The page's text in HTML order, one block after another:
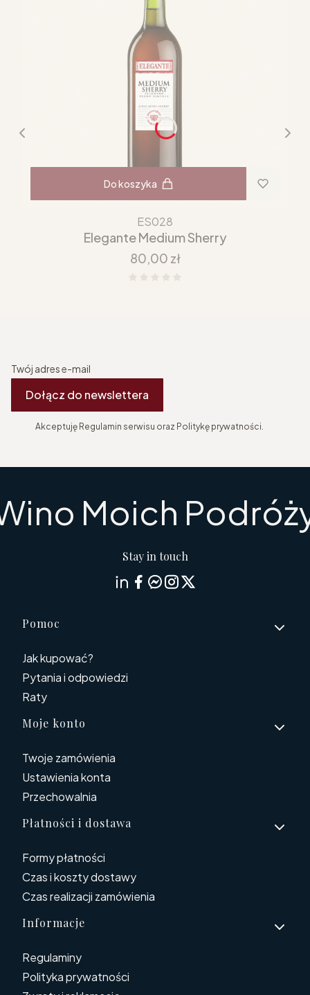
Do koszyka
ES028
Elegante Medium Sherry
Cena
80,00 zł
Twój adres e-mail
Dołącz do newslettera
Akceptuję Regulamin serwisu oraz Politykę prywatności.
Moich
Stay in touch
Linki w stopce
Pomoc
Jak kupować?
Pytania i odpowiedzi
Raty
Moje konto
Twoje zamówienia
Ustawienia konta
Przechowalnia
Płatności i dostawa
Formy płatności
Czas i koszty dostawy
Czas realizacji zamówienia
Informacje
Regulaminy
Polityka prywatności